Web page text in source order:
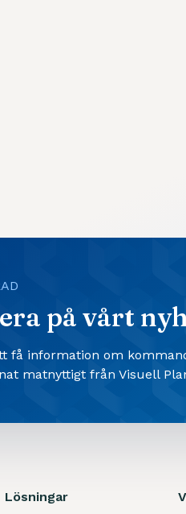
på vårt
få information om
matnyttigt från Visuell
Lösningar